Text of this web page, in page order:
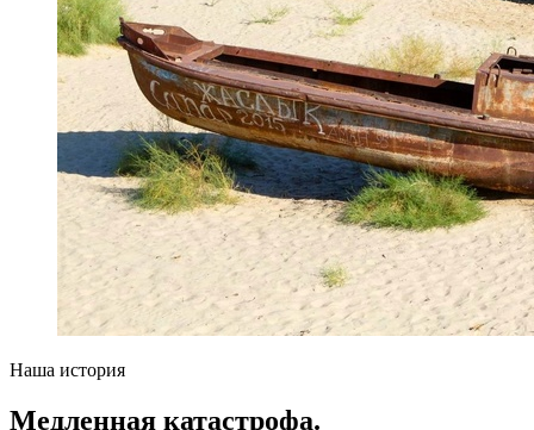
Наша история
Медленная катастрофа.